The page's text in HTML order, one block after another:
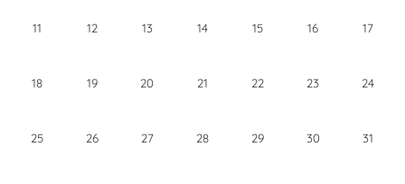
11 12 13 14 15 16 17
18 19 20 21 22 23 24
25 26 27 28 29 30 31